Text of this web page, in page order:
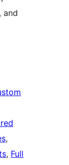
and
, Full